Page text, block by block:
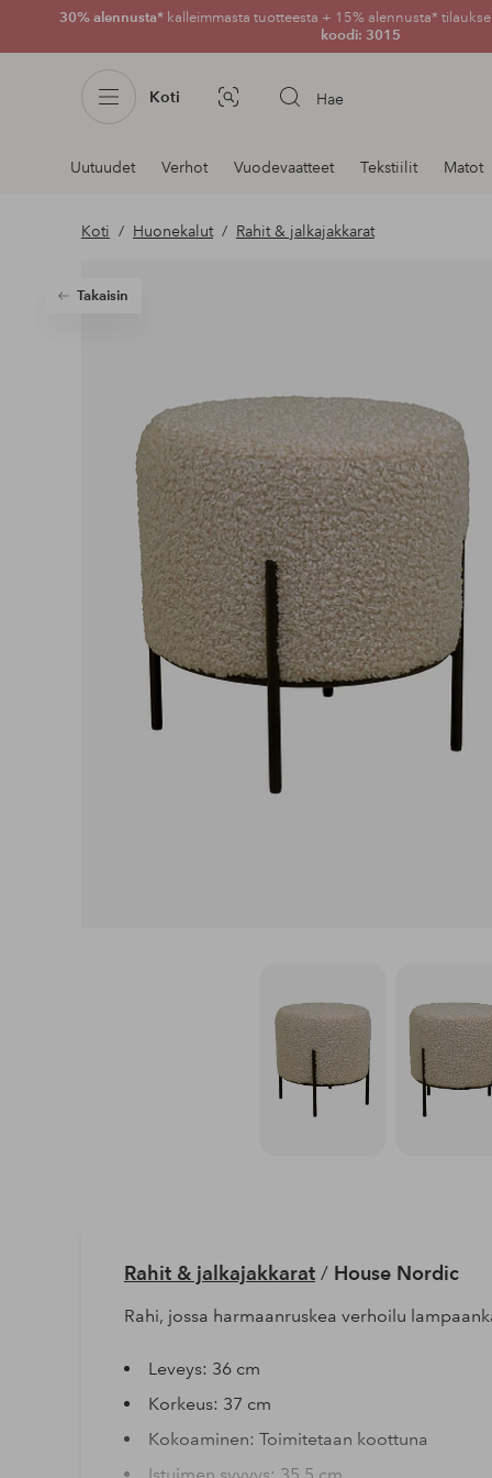
30% alennusta* kalleimmasta tuotteesta + 15% alennusta*
koodi: 3015
Koti Kuvahaku Hae
Navigointi
osastoilla
Uutuudet Verhot Vuodevaatteet Tekstiilit Matot
Koti Huonekalut Rahit & jalkajakkarat
Takaisin
Rahit & jalkajakkarat/ House Nordic
Rahi, jossa harmaanruskea verhoilu
Leveys: 36 cm
Korkeus: 37 cm
Kokoaminen: Toimitetaan koottuna